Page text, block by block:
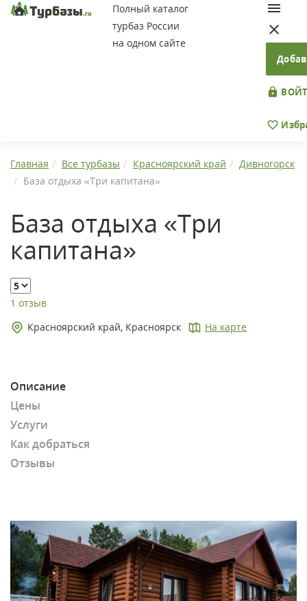
Полный каталог
турбаз России
на одном сайте
Главная Все турбазы Красноярский край
Дивногорск
База отдыха «Три капитана»
База отдыха «Три
капитана»
1 отзыв
Красноярский край, Красноярск
На карте
Описание
Цены
Услуги
Как добраться
Отзывы